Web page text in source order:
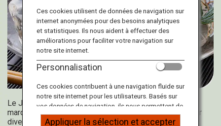
Le Japon est connu pour ses quatre saisons bien
marquées. La chaleur de l'été est l'occasion de déguster
divers plats rafraîchissants.
Ces cookies utilisent de données de navigation sur
internet anonymées pour des besoins analytiques
et statistiques. Ils nous aident à effectuer des
améliorations pour faciliter votre navigation sur
notre site internet.
Personnalisation
Ces cookies contribuent à une navigation fluide sur
notre site internet pour les utilisateurs. Basés sur
vos données de navigation, ils nous permettent de
fournir du contenu qui correspond à vos intérêts
Appliquer la sélection et accepter